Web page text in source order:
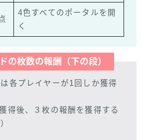
4色すべてのポータルを開
く
の枚数の報酬（下の段）
各プレイヤーが1回しか獲得
得後、３枚の報酬を獲得する